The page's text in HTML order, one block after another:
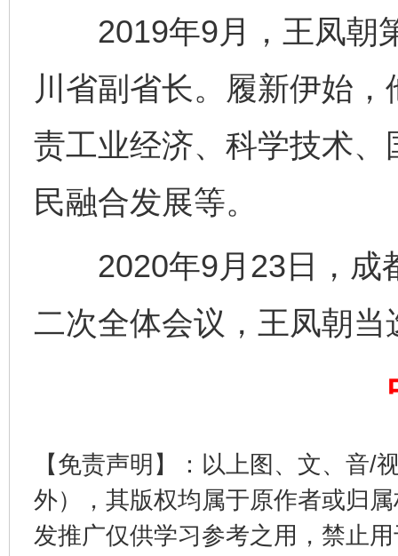
2019年9月，王凤朝
川省副省长。履新伊始
责工业经济、科学技术
民融合发展等。
2020年9月23日，成
二次全体会议，王凤朝当
【免责声明】：以上图、文、音/
外），其版权均属于原作者或归
发推广仅供学习参考之用，禁止
完善运行机制助力责任有效落实 一纸欠